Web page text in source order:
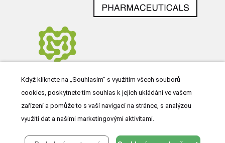
Když kliknete na „Souhlasím“ s využitím všech souborů
cookies, poskytnete tím souhlas k jejich ukládání ve vašem
zařízení a pomůže to s vaší navigací na stránce, s analýzou
využití dat a našimi marketingovými aktivitami.